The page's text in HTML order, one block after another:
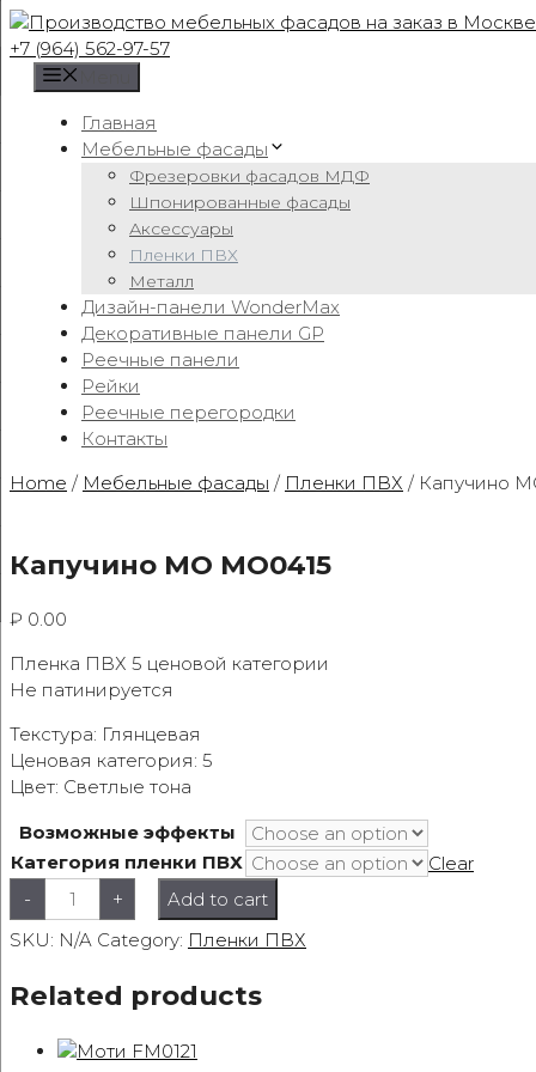
Skip
to
content
+7 (964) 562-97-57
Главная
Мебельные фасады
Фрезеровки фасадов МДФ
Шпонированные фасады
Аксессуары
Пленки ПВХ
Металл
Дизайн-панели WonderMax
Декоративные панели GP
Реечные панели
Рейки
Реечные перегородки
Контакты
Home / Мебельные фасады / Пленки ПВХ / Капучино
Капучино MO MO0415
₽ 0.00
Пленка ПВХ 5 ценовой категории
Не патинируется
Текстура: Глянцевая
Ценовая категория: 5
Цвет: Светлые тона
Возможные эффекты
Категория пленки ПВХ
Clear
-
Капучино
MO
MO0415
quantity
+
Add to cart
SKU: N/A Category: Пленки ПВХ
Related products